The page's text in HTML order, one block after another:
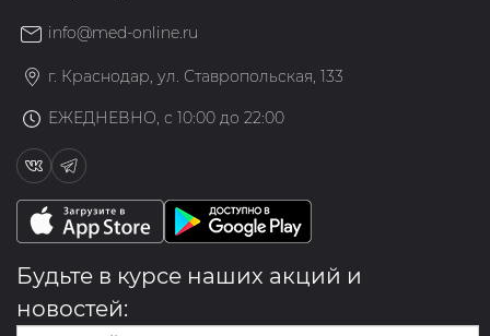
info@med-online.ru
г. Краснодар, ул. Ставропольская, 133
ЕЖЕДНЕВНО, с 10:00 до 22:00
Будьте в курсе наших акций и
новостей: